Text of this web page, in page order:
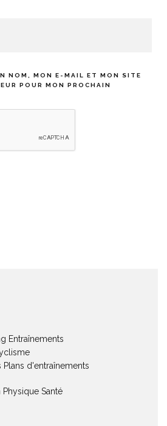
NOM, MON E-MAIL ET MON SITE
POUR MON PROCHAIN
Entraînements
Plans d'entraînements
Physique Santé